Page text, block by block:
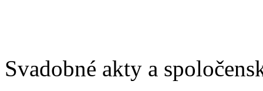
Svadobné akty a